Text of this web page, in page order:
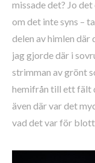
missade det? Jo
om det inte syns –
delen av himlen
jag gjorde där i
strimman av grönt
hemifrån till ett fält
även där var det
vad det var för